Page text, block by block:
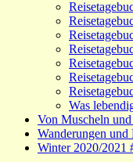
Was
Von Muscheln
Wanderungen und
Winter 2020/2021